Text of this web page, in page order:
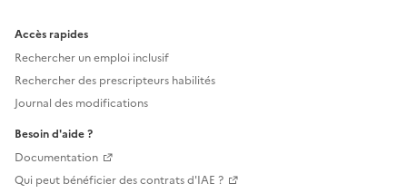
Accès rapides
Rechercher un emploi inclusif
Rechercher des prescripteurs habilités
Journal des modifications
Besoin d'aide ?
Documentation
Qui peut bénéficier des contrats d'IAE ?